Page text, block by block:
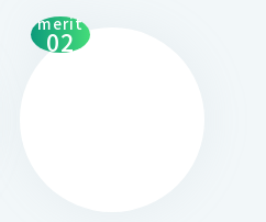
merit
02